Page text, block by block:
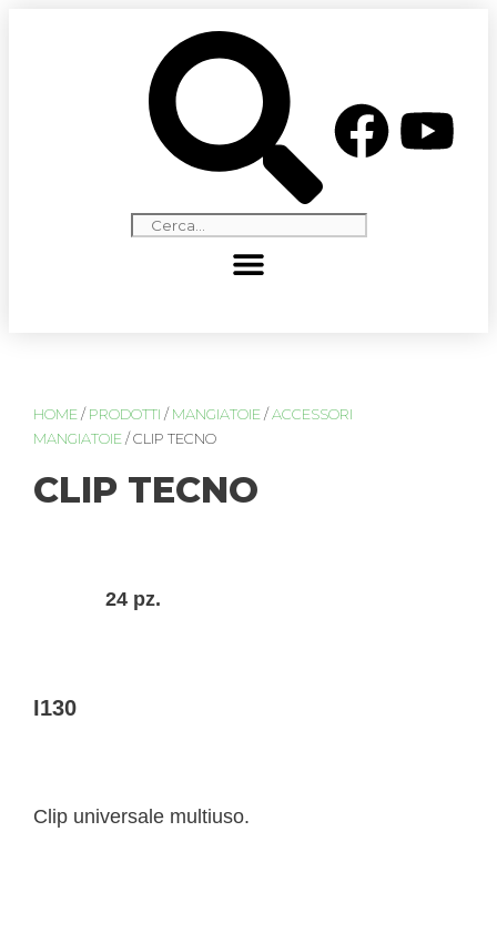
HOME / PRODOTTI / MANGIATOIE /ACCESSORI
MANGIATOIE / CLIP TECNO
CLIP TECNO
24 pz.
I130
Clip universale multiuso.